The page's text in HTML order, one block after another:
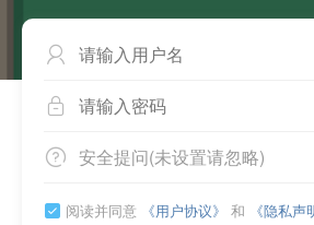


 安全提问(未设置请忽略)
 阅读并同意 《用户协议》 和 《隐私声